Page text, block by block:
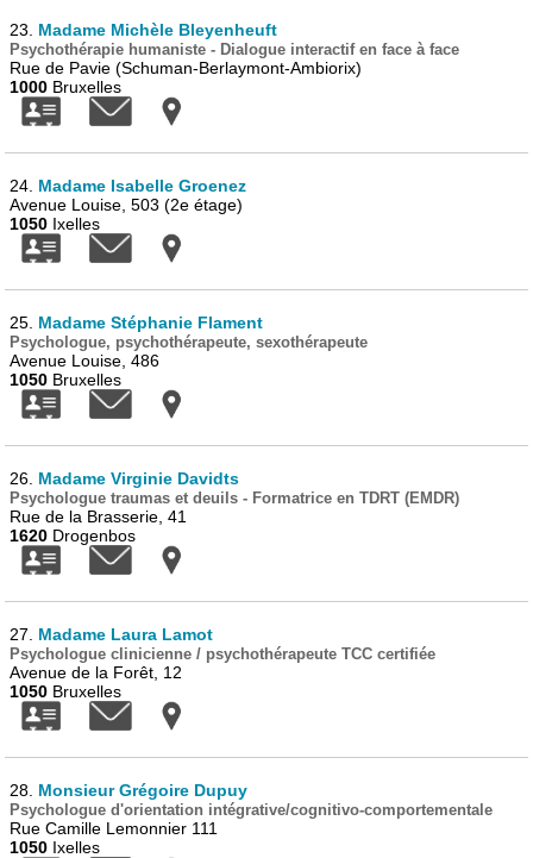
23. Madame Michèle Bleyenheuft
Psychothérapie humaniste - Dialogue interactif en face à face
Rue de Pavie (Schuman-Berlaymont-Ambiorix)
1000 Bruxelles
24. Madame Isabelle Groenez
Avenue Louise, 503 (2e étage)
1050 Ixelles
25. Madame Stéphanie Flament
Psychologue, psychothérapeute, sexothérapeute
Avenue Louise, 486
1050 Bruxelles
26. Madame Virginie Davidts
Psychologue traumas et deuils - Formatrice en TDRT (EMDR)
Rue de la Brasserie, 41
1620 Drogenbos
27. Madame Laura Lamot
Psychologue clinicienne / psychothérapeute TCC certifiée
Avenue de la Forêt, 12
1050 Bruxelles
28. Monsieur Grégoire Dupuy
Psychologue d'orientation intégrative/cognitivo-comportementale
Rue Camille Lemonnier 111
1050 Ixelles